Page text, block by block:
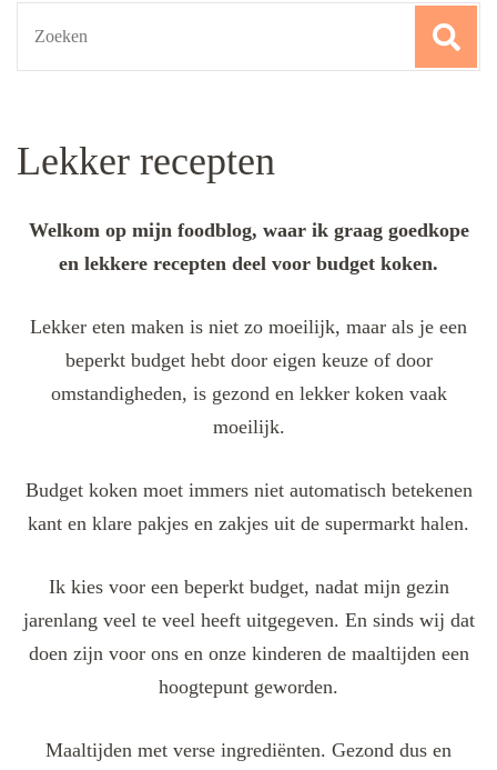
Lekker recepten
Welkom op mijn foodblog, waar ik graag goedkope
en lekkere recepten deel voor budget koken.
Lekker eten maken is niet zo moeilijk, maar als je een
beperkt budget hebt door eigen keuze of door
omstandigheden, is gezond en lekker koken vaak
moeilijk.
Budget koken moet immers niet automatisch betekenen
kant en klare pakjes en zakjes uit de supermarkt halen.
Ik kies voor een beperkt budget, nadat mijn gezin
jarenlang veel te veel heeft uitgegeven. En sinds wij dat
doen zijn voor ons en onze kinderen de maaltijden een
hoogtepunt geworden.
Maaltijden met verse ingrediënten. Gezond dus en